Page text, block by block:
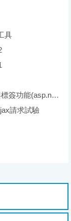
具
Ajax程序中,自己實現頁面前進、後退、與標簽功能(asp.net2.0)
請求試驗